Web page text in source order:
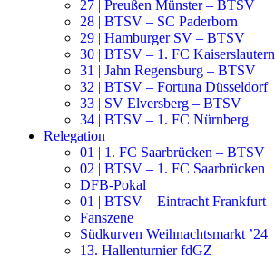
27 | Preußen Münster – BTSV
28 | BTSV – SC Paderborn
29 | Hamburger SV – BTSV
30 | BTSV – 1. FC Kaiserslautern
31 | Jahn Regensburg – BTSV
32 | BTSV – Fortuna Düsseldorf
33 | SV Elversberg – BTSV
34 | BTSV – 1. FC Nürnberg
Relegation
01 | 1. FC Saarbrücken – BTSV
02 | BTSV – 1. FC Saarbrücken
DFB-Pokal
01 | BTSV – Eintracht Frankfurt
Fanszene
Südkurven Weihnachtsmarkt ’24
13. Hallenturnier fdGZ